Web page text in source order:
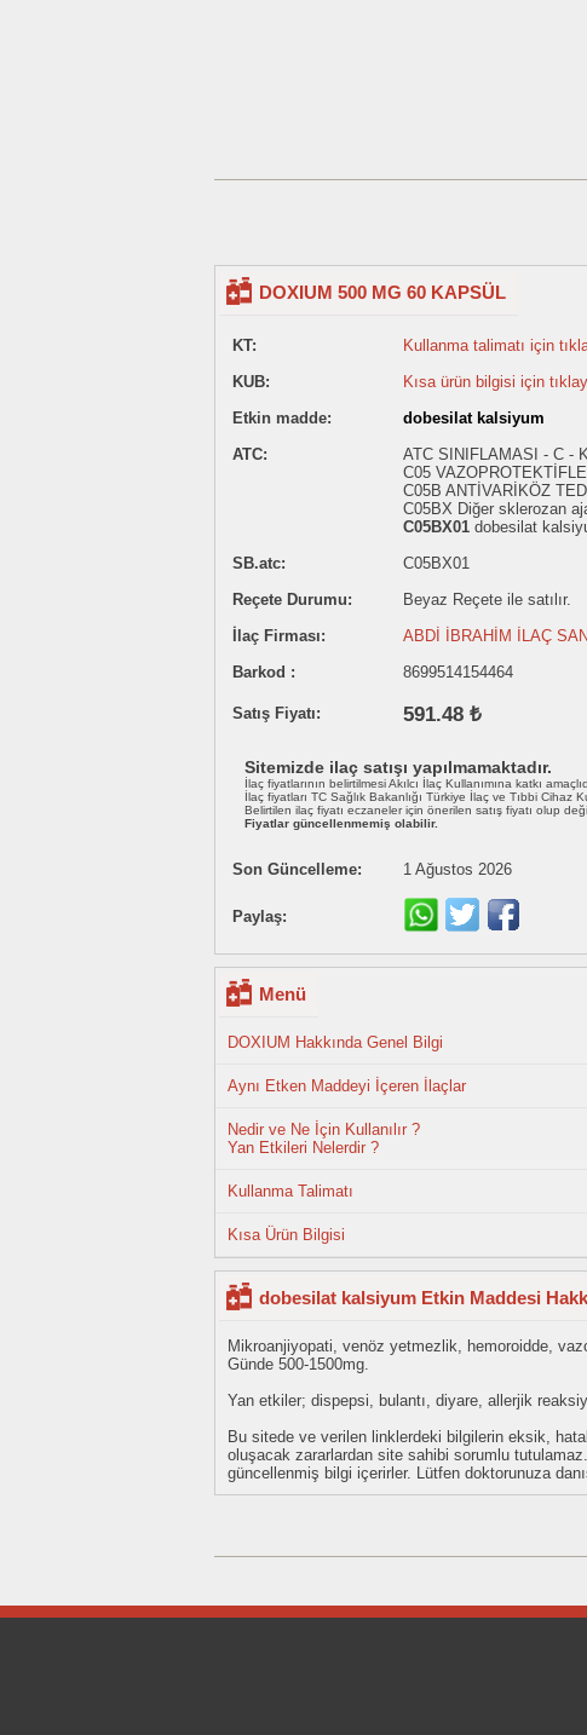
DOXIUM 500 MG 60 KAPSÜL
KT:
Kullanma talimatı için
KUB:
Kısa ürün bilgisi için
Etkin madde:
dobesilat kalsiyum
ATC:
ATC SINIFLAMASI - C -
C05
C05B ANTİVARİKÖZ
C05BX Diğer sklerozan
C05BX01 dobesilat
SB.atc:
C05BX01
Reçete Durumu:
Beyaz Reçete ile satılır.
İlaç Firması:
ABDİ İBRAHİM İLAÇ
Barkod :
8699514154464
Satış Fiyatı: 591.48 ₺
Sitemizde ilaç satışı yapılmamaktadır.
İlaç fiyatlarının belirtilmesi Akılcı İlaç Kullanımına katkı
İlaç fiyatları TC Sağlık Bakanlığı Türkiye İlaç ve Tıbbi Cihaz
Belirtilen ilaç fiyatı eczaneler için önerilen satış fiyatı olup
Fiyatlar güncellenmemiş olabilir.
Son Güncelleme: 1 Ağustos 2026
Paylaş:
Menü
DOXIUM Hakkında Genel Bilgi
Aynı Etken Maddeyi İçeren İlaçlar
Nedir ve Ne İçin Kullanılır ?
Yan Etkileri Nelerdir ?
Kullanma Talimatı
Kısa Ürün Bilgisi
dobesilat kalsiyum Etkin Maddesi
Mikroanjiyopati, venöz yetmezlik, hemoroidde,
Günde 500-1500mg.
Yan etkiler; dispepsi, bulantı, diyare, allerjik
Bu sitede ve verilen linklerdeki bilgilerin eksik,
oluşacak zararlardan site sahibi sorumlu
güncellenmiş bilgi içerirler. Lütfen doktorunuza